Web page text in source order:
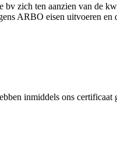
zich ten aanzien van de
ARBO eisen uitvoeren
inmiddels ons